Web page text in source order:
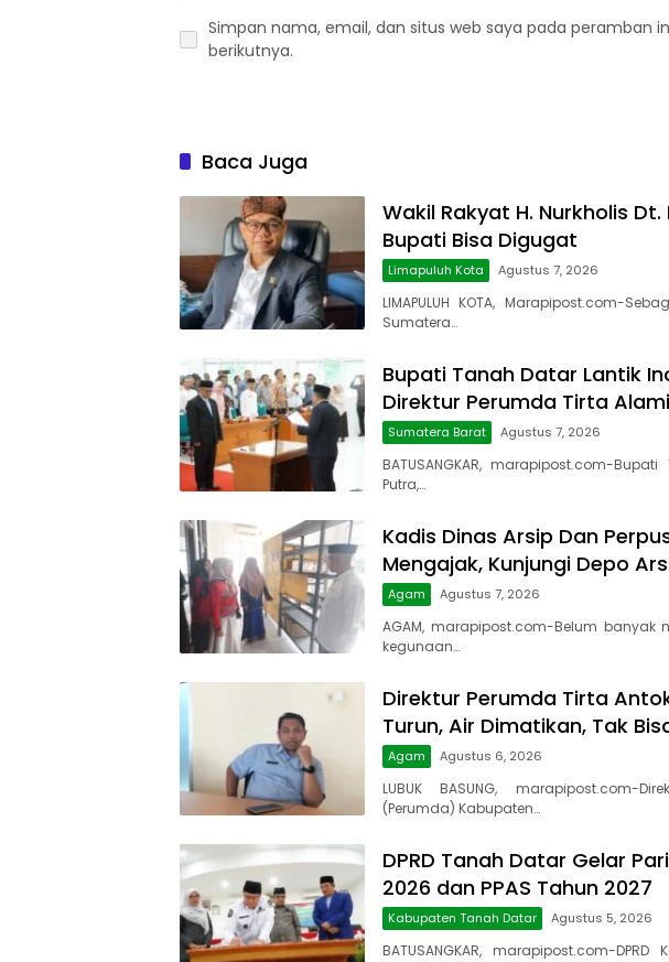
Simpan nama, email, dan situs web saya pada peramban
berikutnya.
Baca Juga
Wakil Rakyat H. Nurkholis
Bupati Bisa Digugat
Limapuluh Kota Agustus 7, 2026
LIMAPULUH KOTA, Marapipost.com-
Sumatera…
Bupati Tanah Datar Lantik
Direktur Perumda Tirta Alami
Sumatera Barat Agustus 7, 2026
BATUSANGKAR, marapipost.com-
Putra,…
Kadis Dinas Arsip Dan
Mengajak, Kunjungi Depo
Agam Agustus 7, 2026
AGAM, marapipost.com-Belum
kegunaan…
Direktur Perumda Tirta
Turun, Air Dimatikan, Tak
Agam Agustus 6, 2026
LUBUK BASUNG, marapipost.com-
(Perumda) Kabupaten…
DPRD Tanah Datar Gelar
2026 dan PPAS Tahun 2027
Kabupaten Tanah Datar Agustus 5, 2026
BATUSANGKAR, marapipost.com-